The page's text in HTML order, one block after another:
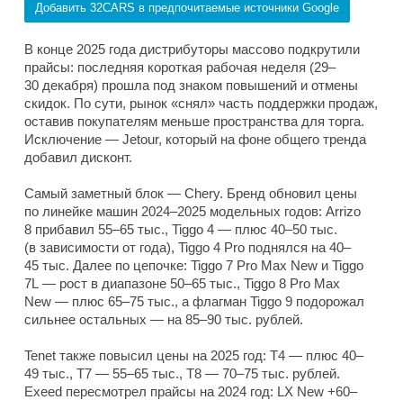
Добавить 32CARS в предпочитаемые источники Google
В конце 2025 года дистрибуторы массово подкрутили
прайсы: последняя короткая рабочая неделя (29–
30 декабря) прошла под знаком повышений и отмены
скидок. По сути, рынок «снял» часть поддержки продаж,
оставив покупателям меньше пространства для торга.
Исключение — Jetour, который на фоне общего тренда
добавил дисконт.
Самый заметный блок — Chery. Бренд обновил цены
по линейке машин 2024–2025 модельных годов: Arrizo
8 прибавил 55–65 тыс., Tiggo 4 — плюс 40–50 тыс.
(в зависимости от года), Tiggo 4 Pro поднялся на 40–
45 тыс. Далее по цепочке: Tiggo 7 Pro Max New и Tiggo
7L — рост в диапазоне 50–65 тыс., Tiggo 8 Pro Max
New — плюс 65–75 тыс., а флагман Tiggo 9 подорожал
сильнее остальных — на 85–90 тыс. рублей.
Tenet также повысил цены на 2025 год: T4 — плюс 40–
49 тыс., T7 — 55–65 тыс., T8 — 70–75 тыс. рублей.
Exeed пересмотрел прайсы на 2024 год: LX New +60–